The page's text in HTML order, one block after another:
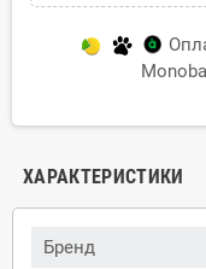
ХАРАКТЕРИСТИКИ
Бренд